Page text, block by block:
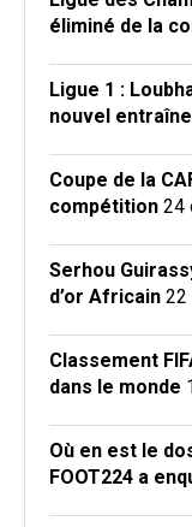
éliminé de la
Ligue 1 :
nouvel
Coupe de la
compétition 24
Serhou
d’or Africain 22
Classement
dans le monde
Où en est le
FOOT224 a